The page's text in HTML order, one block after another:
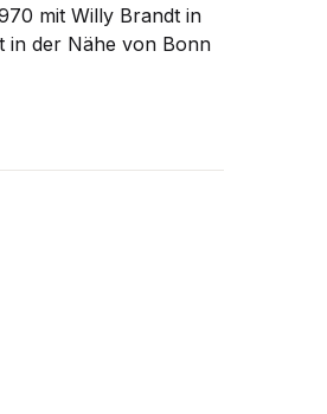
mit Willy Brandt in
in der Nähe von Bonn